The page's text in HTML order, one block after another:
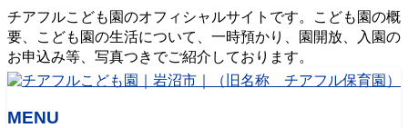
チアフルこども園のオフィシャルサイトです。こども園の概
要、こども園の生活について、一時預かり、園開放、入園の
お申込み等、写真つきでご紹介しております。
MENU